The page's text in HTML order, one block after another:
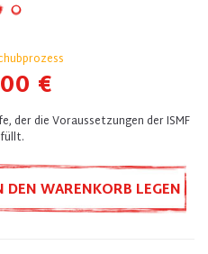
€
der die Voraussetzungen der ISMF
DEN WARENKORB LEGEN